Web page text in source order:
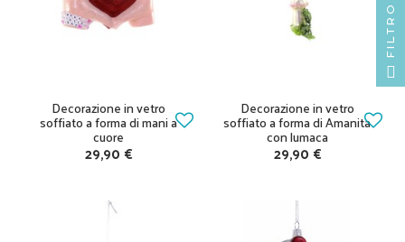
Decorazione in vetro
soffiato a forma di mani a
cuore
29,90 €
Decorazione in vetro
soffiato a forma di Amanita
con lumaca
29,90 €
FILTRO